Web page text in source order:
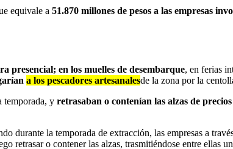
equivale a 51.870 millones de pesos a las empresas
presencial; en los muelles de desembarque, en ferias
a los pescadores artesanalesde la zona por la
temporada, y retrasaban o contenían las alzas de precios
durante la temporada de extracción, las empresas a
retrasar o contener las alzas, trasmitiéndose entre ellas